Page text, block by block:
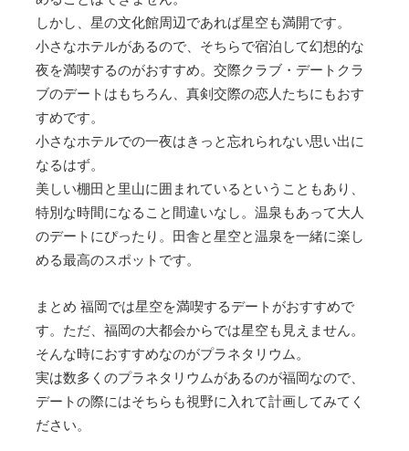
しかし、星の文化館周辺であれば星空も満開です。
小さなホテルがあるので、そちらで宿泊して幻想的な
夜を満喫するのがおすすめ。交際クラブ・デートクラ
ブのデートはもちろん、真剣交際の恋人たちにもおす
すめです。
小さなホテルでの一夜はきっと忘れられない思い出に
なるはず。
美しい棚田と里山に囲まれているということもあり、
特別な時間になること間違いなし。温泉もあって大人
のデートにぴったり。田舎と星空と温泉を一緒に楽し
める最高のスポットです。
まとめ 福岡では星空を満喫するデートがおすすめで
す。ただ、福岡の大都会からでは星空も見えません。
そんな時におすすめなのがプラネタリウム。
実は数多くのプラネタリウムがあるのが福岡なので、
デートの際にはそちらも視野に入れて計画してみてく
ださい。